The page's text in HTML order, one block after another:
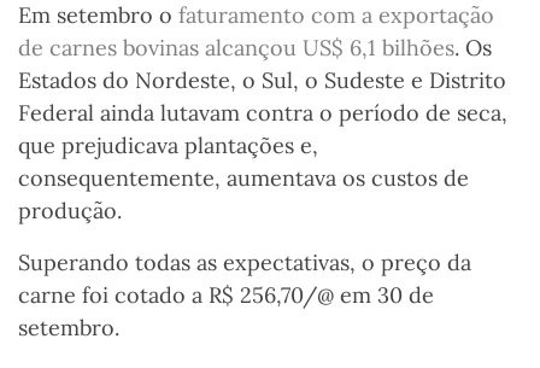
Em setembro o faturamento com a exportação
de carnes bovinas alcançou US$ 6,1 bilhões. Os
Estados do Nordeste, o Sul, o Sudeste e Distrito
Federal ainda lutavam contra o período de seca,
que prejudicava plantações e,
consequentemente, aumentava os custos de
produção.
Superando todas as expectativas, o preço da
carne foi cotado a R$ 256,70/@ em 30 de
setembro.